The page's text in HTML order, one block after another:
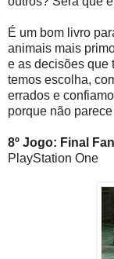
É um bom livro
animais mais
e as decisões que
temos escolha,
errados e
porque não
8º Jogo: Final
PlayStation One